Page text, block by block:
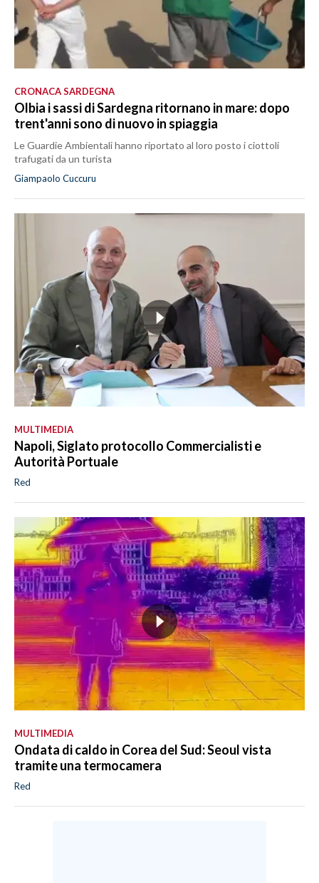
CRONACA SARDEGNA
Olbia i sassi di Sardegna ritornano in mare: dopo
trent'anni sono di nuovo in spiaggia
Le Guardie Ambientali hanno riportato al loro posto i ciottoli
trafugati da un turista
Giampaolo Cuccuru
MULTIMEDIA
Napoli, Siglato protocollo Commercialisti e
Autorità Portuale
Red
MULTIMEDIA
Ondata di caldo in Corea del Sud: Seoul vista
tramite una termocamera
Red